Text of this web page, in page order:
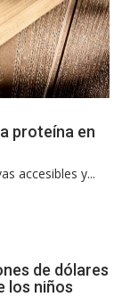
proteína en
accesibles y...
de dólares
los niños